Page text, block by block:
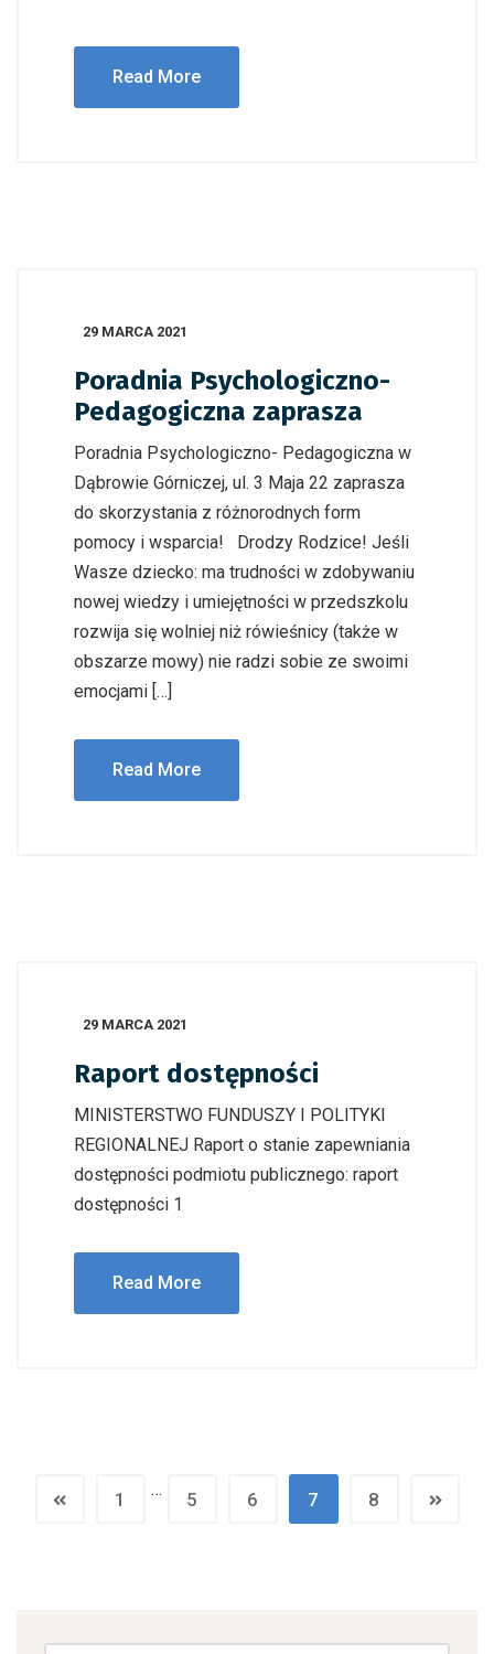
Read More
29 MARCA 2021
Poradnia Psychologiczno-
Pedagogiczna zaprasza
Poradnia Psychologiczno- Pedagogiczna w
Dąbrowie Górniczej, ul. 3 Maja 22 zaprasza
do skorzystania z różnorodnych form
pomocy i wsparcia! Drodzy Rodzice! Jeśli
Wasze dziecko: ma trudności w zdobywaniu
nowej wiedzy i umiejętności w przedszkolu
rozwija się wolniej niż rówieśnicy (także w
obszarze mowy) nie radzi sobie ze swoimi
emocjami […]
Read More
29 MARCA 2021
Raport dostępności
MINISTERSTWO FUNDUSZY I POLITYKI
REGIONALNEJ Raport o stanie zapewniania
dostępności podmiotu publicznego: raport
dostępności 1
Read More
1 … 5 6 7 8